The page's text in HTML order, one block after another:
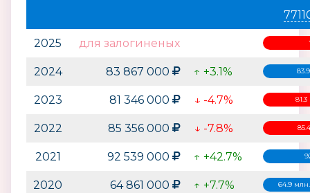
2025 для залогиненых
2024 83 867 000 ↑ +3.1%
2023 81 346 000 ↓ -4.7%
2022 85 356 000 ↓ -7.8%
2021 92 539 000 ↑ +42.7%
2020 64 861 000 ↑ +7.7% 64.9